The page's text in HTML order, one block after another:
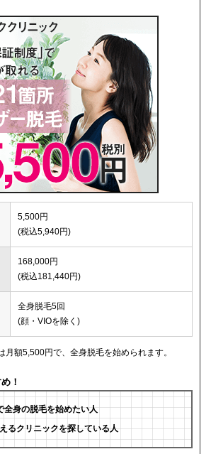
5,500円
(税込5,940円)
168,000円
(税込181,440円)
全身脱毛5回
(顔・VIOを除く)
月額5,500円で、全身脱毛を始められます。
！
全身の脱毛を始めたい人
るクリニックを探している人